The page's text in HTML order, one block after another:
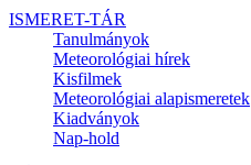
ISMERET-TÁR
Tanulmányok
Meteorológiai hírek
Kisfilmek
Meteorológiai alapismeretek
Kiadványok
Nap-hold